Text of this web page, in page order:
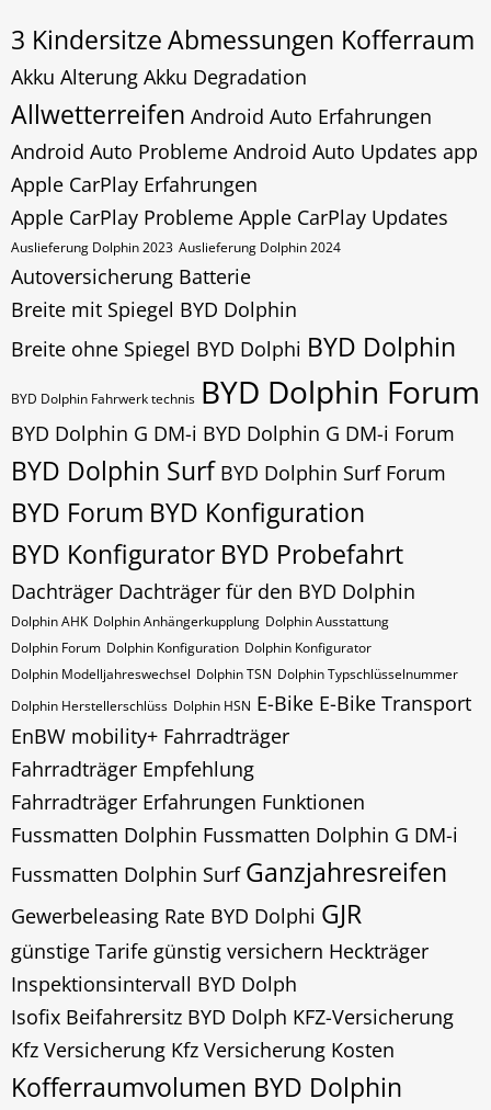
3 KindersitzeAbmessungen Kofferraum
Akku Alterung Akku Degradation
Allwetterreifen Android Auto Erfahrungen
Android Auto Probleme Android Auto Updates app
Apple CarPlay Erfahrungen
Apple CarPlay Probleme Apple CarPlay Updates
Auslieferung Dolphin 2023 Auslieferung Dolphin 2024
Autoversicherung Batterie
Breite mit Spiegel BYD Dolphin
Breite ohne Spiegel BYD Dolphi BYD Dolphin
BYD Dolphin Fahrwerk technis BYD Dolphin Forum
BYD Dolphin G DM-i BYD Dolphin G DM-i Forum
BYD Dolphin Surf BYD Dolphin Surf Forum
BYD Forum BYD Konfiguration
BYD Konfigurator BYD Probefahrt
Dachträger Dachträger für den BYD Dolphin
Dolphin AHK Dolphin Anhängerkupplung Dolphin Ausstattung
Dolphin Forum Dolphin Konfiguration Dolphin Konfigurator
Dolphin Modelljahreswechsel Dolphin​​​​ TSN Dolphin​​​​ Typschlüsselnummer
Dolphin​​​​​ Herstellerschlüss Dolphin​​​​​ HSN E-Bike E-Bike Transport
EnBW mobility+ Fahrradträger
Fahrradträger Empfehlung
Fahrradträger Erfahrungen Funktionen
Fussmatten Dolphin Fussmatten Dolphin G DM-i
Fussmatten Dolphin Surf Ganzjahresreifen
Gewerbeleasing Rate BYD Dolphi GJR
günstige Tarife günstig versichern Heckträger
Inspektionsintervall BYD Dolph
Isofix Beifahrersitz BYD Dolph KFZ-Versicherung
Kfz Versicherung Kfz Versicherung Kosten
Kofferraumvolumen BYD Dolphin